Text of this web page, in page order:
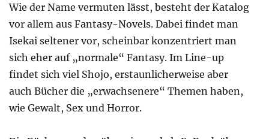
Wie der Name vermuten lässt, besteht der Katalog
vor allem aus Fantasy-Novels. Dabei findet man
Isekai seltener vor, scheinbar konzentriert man
sich eher auf „normale“ Fantasy. Im Line-up
findet sich viel Shojo, erstaunlicherweise aber
auch Bücher die „erwachsenere“ Themen haben,
wie Gewalt, Sex und Horror.